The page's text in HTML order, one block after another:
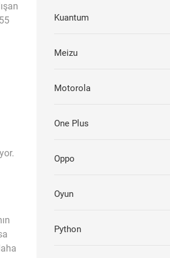
Kuantum
Meizu
Motorola
One Plus
Oppo
Oyun
Python